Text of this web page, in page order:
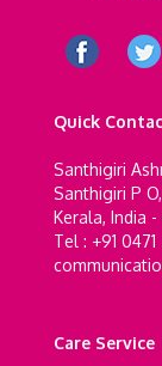
Quick
Santhigiri
Santhigiri P
Kerala, India
Tel : +91
Care Service